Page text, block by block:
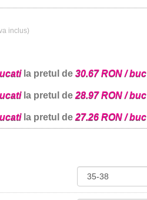
inclus)
la pretul de 30.67 RON / buc
la pretul de 28.97 RON / buc
la pretul de 27.26 RON / buc